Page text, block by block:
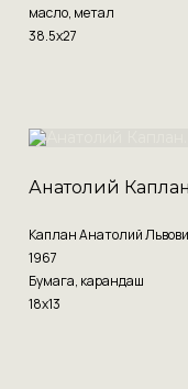
масло, метал
38.5х27
Анатолий
Каплан Анатолий
1967
Бумага, карандаш
18х13